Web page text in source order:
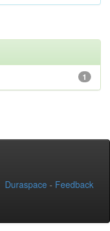
1
Duraspace - Feedback